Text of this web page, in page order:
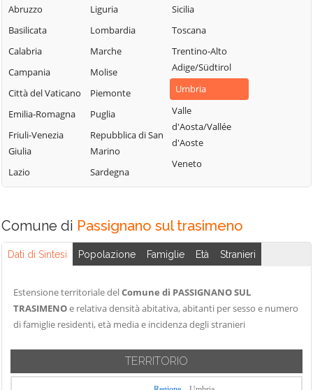
Deruta
Fossato di Vico
Montone
Nocera Umbra
Norcia
Paciano
Panicale
Passignano sul
Trasimeno
Perugia
Piegaro
Valfabbrica
Vallo di Nera
Valtopina
Abruzzo
Basilicata
Calabria
Campania
Città del Vaticano
Emilia-Romagna
Friuli-Venezia
Giulia
Lazio
Liguria
Lombardia
Marche
Molise
Piemonte
Puglia
Repubblica di San
Marino
Sardegna
Sicilia
Toscana
Trentino-Alto
Adige/Südtirol
Umbria
Valle
d'Aosta/Vallée
d'Aoste
Veneto
Comune di Passignano sul trasimeno
Dati di Sintesi Popolazione Famiglie Età Stranieri
Estensione territoriale delComune di PASSIGNANO SUL
TRASIMENOe relativa densità abitativa, abitanti per sesso e numero
di famiglie residenti, età media e incidenza degli stranieri
TERRITORIO